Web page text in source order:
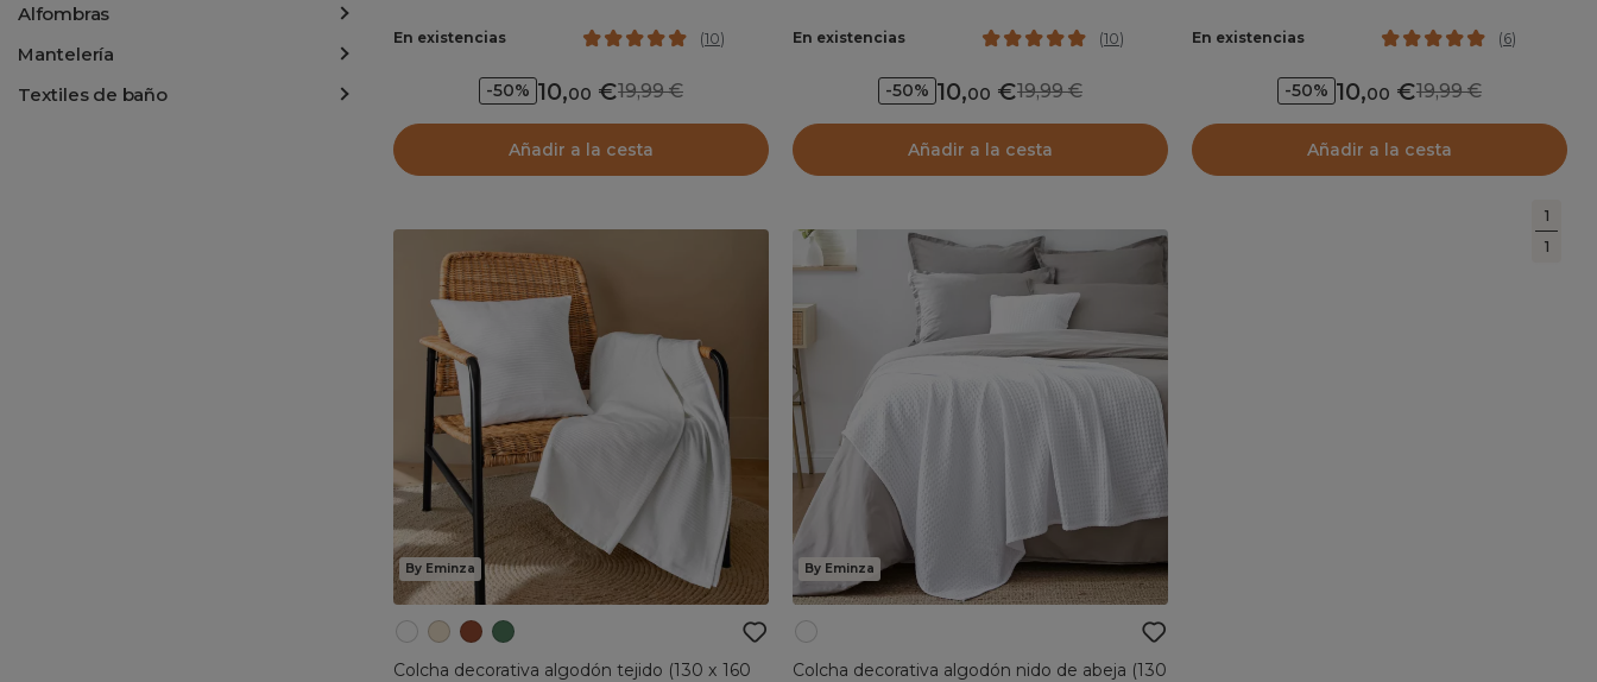
Alfombras
Mantelería
Textiles de baño
1
1
En existencias (10)
-50% 10,00 19,99
Añadir a la cesta
En existencias (10)
-50% 10,00 19,99
Añadir a la cesta
En existencias (6)
-50% 10,00 19,99
Añadir a la cesta
By Eminza
Colcha decorativa algodón tejido (130 x 160
By Eminza
Colcha decorativa algodón nido de abeja (130